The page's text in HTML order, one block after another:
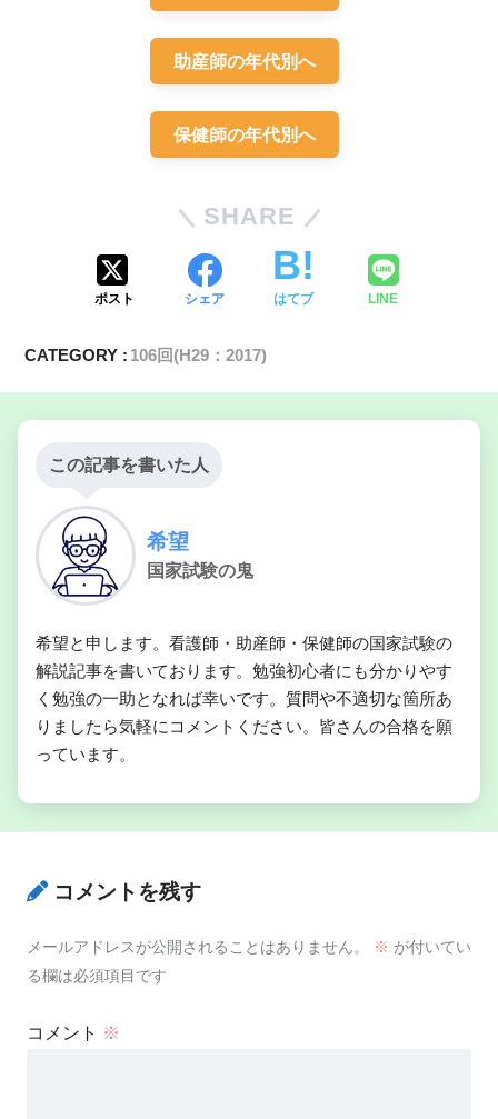
【22問】加齢の影響についての問題「ま
とめ・解説」
助産師の年代別へ
保健師の年代別へ
SHARE
ポスト シェア はてブ LINE
CATEGORY : 106回(H29：2017)
この記事を書いた人
希望
国家試験の鬼
希望と申します。看護師・助産師・保健師の国家試験の
解説記事を書いております。勉強初心者にも分かりやす
く勉強の一助となれば幸いです。質問や不適切な箇所あ
りましたら気軽にコメントください。皆さんの合格を願
っています。
コメントを残す
メールアドレスが公開されることはありません。 ※ が付いてい
る欄は必須項目です
コメント ※